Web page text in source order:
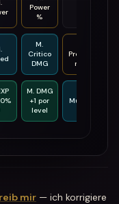
Power
%
M.
Critico
DMG
Proficie
ncy
M. DMG
+1 por
level
Multilo
mir — ich korrigiere